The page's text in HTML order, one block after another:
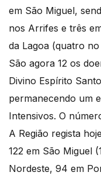
em São Miguel,
nos Arrifes e três
da Lagoa (quatro
São agora 12 os
Divino Espírito
permanecendo um
Intensivos. O
A Região regista
122 em São Miguel
Nordeste, 94 em